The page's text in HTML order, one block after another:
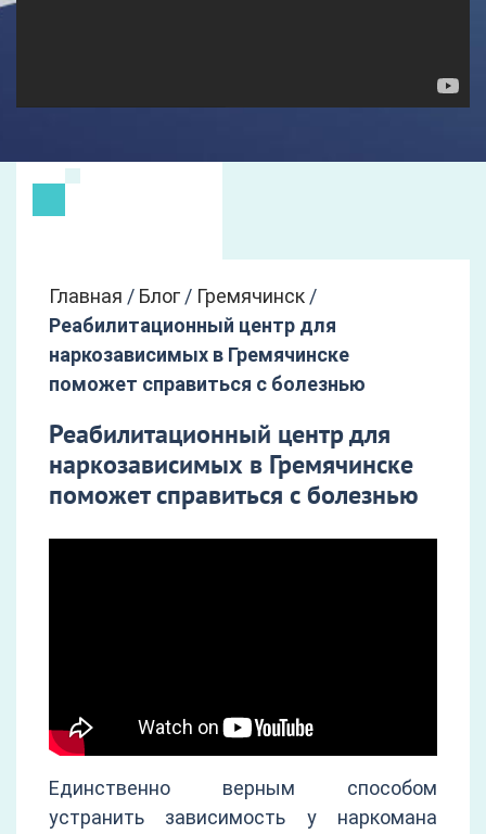
Главная / Блог / Гремячинск /
Реабилитационный центр для
наркозависимых в Гремячинске
поможет справиться с болезнью
Реабилитационный центр для
наркозависимых в Гремячинске
поможет справиться с болезнью
Единственно верным способом
устранить зависимость у наркомана